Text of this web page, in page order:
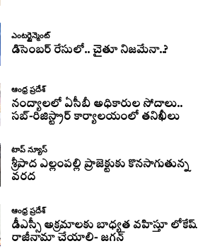
ఎంటర్టైన్మెంట్
డిసెంబర్ రేసులో.. చైతూ నిజమేనా..?
ఆంధ్ర ప్రదేశ్
నంద్యాలలో ఏసీబీ అధికారుల సోదాలు..
సబ్-రిజిస్ట్రార్ కార్యాలయంలో తనిఖీలు
టాప్ న్యూస్
శ్రీపాద ఎల్లంపల్లి ప్రాజెక్టుకు కొనసాగుతున్న
వరద
ఆంధ్ర ప్రదేశ్
డీఎస్సీ అక్రమాలకు బాధ్యత వహిస్తూ లోకేష్‌
రాజీనామా చేయాలి- జగన్